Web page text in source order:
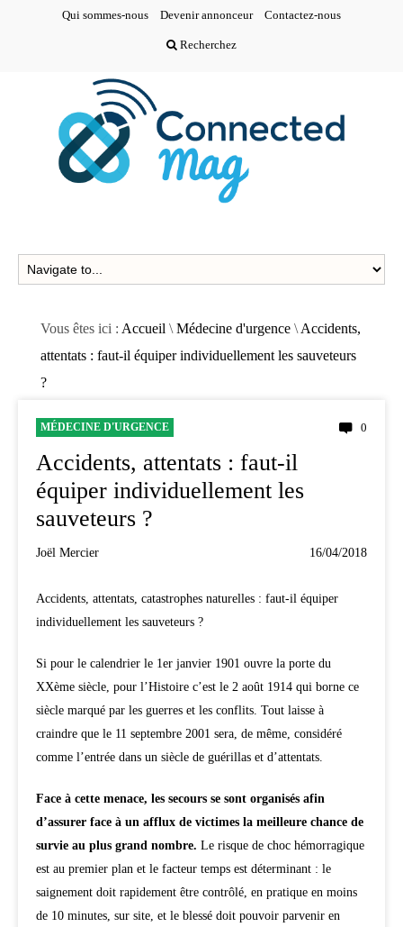
Qui sommes-nous Devenir annonceur Contactez-nous
Recherchez
Vous êtes ici : Accueil \ Médecine d'urgence \ Accidents,
attentats : faut-il équiper individuellement les sauveteurs
?
MÉDECINE D'URGENCE 0
Accidents, attentats : faut-il
équiper individuellement les
sauveteurs ?
Joël Mercier 16/04/2018
Accidents, attentats, catastrophes naturelles : faut-il équiper
individuellement les sauveteurs ?
Si pour le calendrier le 1er janvier 1901 ouvre la porte du
XXème siècle, pour l’Histoire c’est le 2 août 1914 qui borne ce
siècle marqué par les guerres et les conflits. Tout laisse à
craindre que le 11 septembre 2001 sera, de même, considéré
comme l’entrée dans un siècle de guérillas et d’attentats.
Face à cette menace, les secours se sont organisés afin
d’assurer face à un afflux de victimes la meilleure chance de
survie au plus grand nombre. Le risque de choc hémorragique
est au premier plan et le facteur temps est déterminant : le
saignement doit rapidement être contrôlé, en pratique en moins
de 10 minutes, sur site, et le blessé doit pouvoir parvenir en